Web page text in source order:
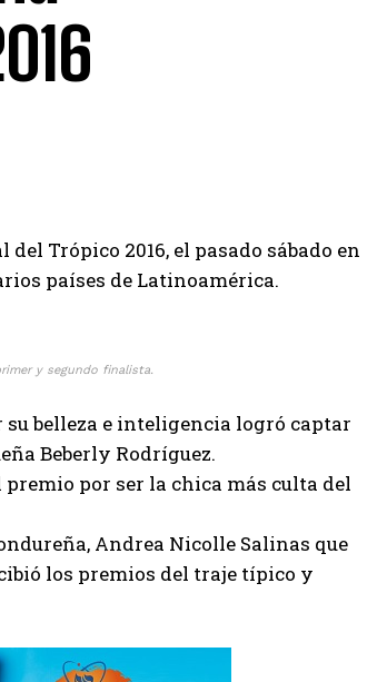
Trópico 2016, el pasado sábado en
países de Latinoamérica.
y segundo finalista.
belleza e inteligencia logró captar
Beberly Rodríguez.
por ser la chica más culta del
Andrea Nicolle Salinas que
los premios del traje típico y